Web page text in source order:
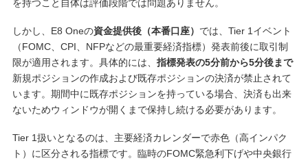
を持つこと自体は評価段階では問題ありません。
しかし、E8 Oneの資金提供後（本番口座） では、Tier 1イベント
（FOMC、CPI、NFPなどの最重要経済指標）発表前後に取引制
限が適用されます。具体的には、 指標発表の5分前から5分後まで
新規ポジションの作成および既存ポジションの決済が禁止されて
います。期間中に既存ポジションを持っている場合、決済も出来
ないためウィンドウが開くまで保持し続ける必要があります。
Tier 1扱いとなるのは、主要経済カレンダーで赤色（高インパク
ト）に区分される指標です。臨時のFOMC緊急利下げや中央銀行